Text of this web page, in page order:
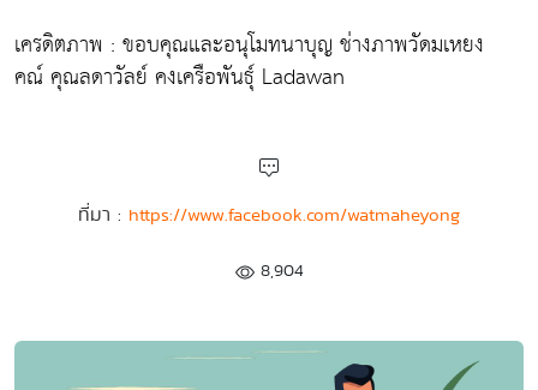
เครดิตภาพ : ขอบคุณและอนุโมทนาบุญ ช่างภาพวัดมเหยง
คณ์ คุณลดาวัลย์ คงเครือพันธุ์ Ladawan
ที่มา : https://www.facebook.com/watmaheyong
8,904